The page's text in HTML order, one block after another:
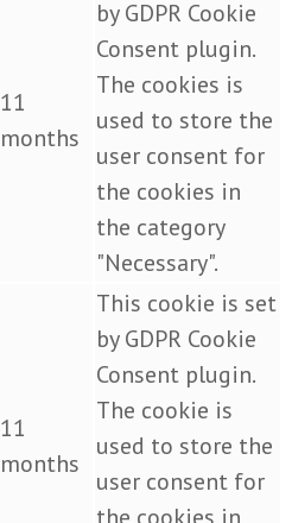
11
months
by GDPR Cookie
Consent plugin.
The cookies is
used to store the
user consent for
the cookies in
the category
"Necessary".
11
months
This cookie is set
by GDPR Cookie
Consent plugin.
The cookie is
used to store the
user consent for